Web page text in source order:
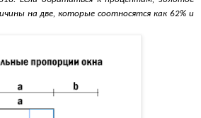
на две, которые соотносятся как 62% и